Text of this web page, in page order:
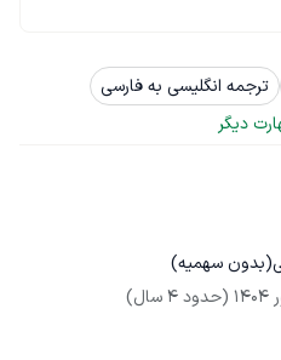
ترجمه انگلیسی به فارسی
دیگر
(حدود 4 سال)